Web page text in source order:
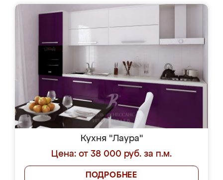
Кухня "Лаура"
Цена: от 38 000 руб. за п.м.
ПОДРОБНЕЕ